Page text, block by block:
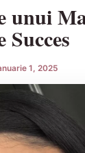
unui
1, 2025